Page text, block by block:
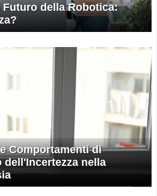
della Robotica:
Comportamenti di
dell'Incertezza nella